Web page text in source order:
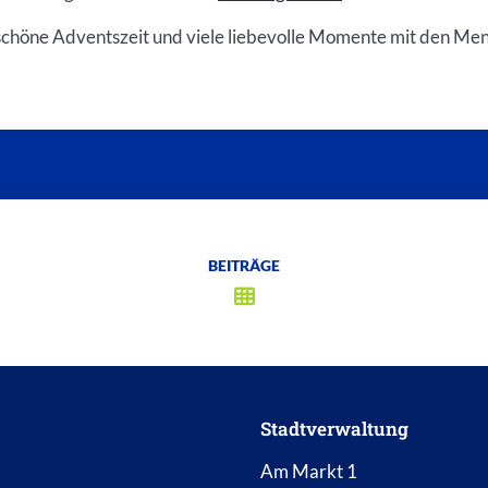
Adventszeit und viele liebevolle Momente mit den
BEITRÄGE
Stadtverwaltung
Am Markt 1